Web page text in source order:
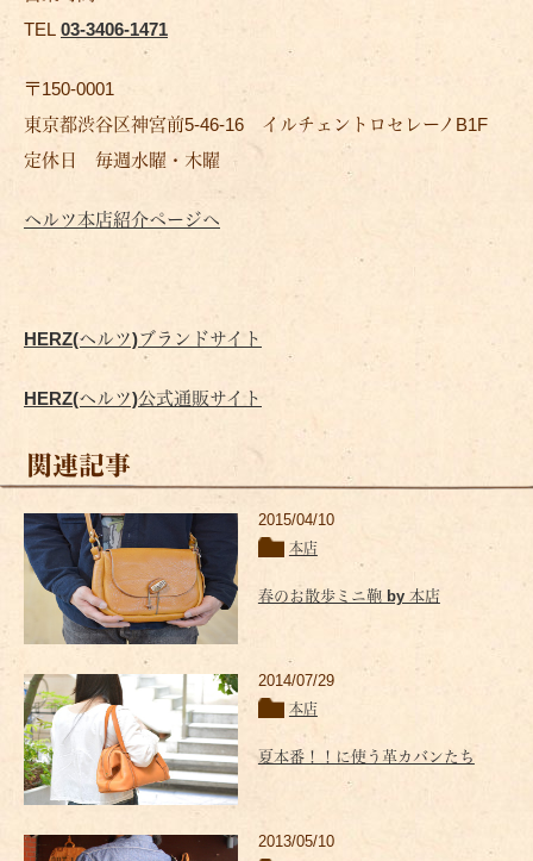
TEL 03-3406-1471
〒150-0001
東京都渋谷区神宮前5-46-16 イルチェントロセレーノB1F
定休日 毎週水曜・木曜
ヘルツ本店紹介ページへ
HERZ(ヘルツ)ブランドサイト
HERZ(ヘルツ)公式通販サイト
関連記事
2015/04/10
本店
春のお散歩ミニ鞄 by 本店
2014/07/29
本店
夏本番！！に使う革カバンたち
2013/05/10